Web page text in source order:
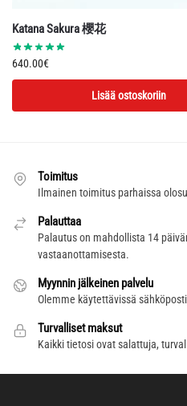
Katana Sakura 櫻花
640.00€
Lisää ostoskoriin
Toimitus
Ilmainen toimitus parhaissa
Palauttaa
Palautus on mahdollista 14
vastaanottamisesta.
Myynnin jälkeinen palvelu
Olemme käytettävissä
Turvalliset maksut
Kaikki tietosi ovat salattuja,